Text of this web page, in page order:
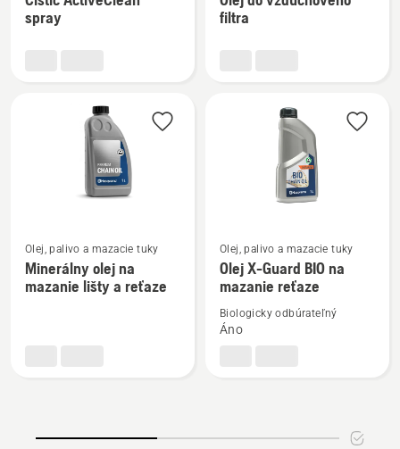
podrobností
spray
podrobností
filtra
Zobraziť
viac
podrobností
Olej, palivo a mazacie tuky
Minerálny olej na
mazanie lišty a reťaze
Zobraziť
viac
podrobností
Olej
mazanie
Olej, palivo a mazacie tuky
Olej X-Guard BIO na
mazanie reťaze
Biologicky odbúrateľný
Áno